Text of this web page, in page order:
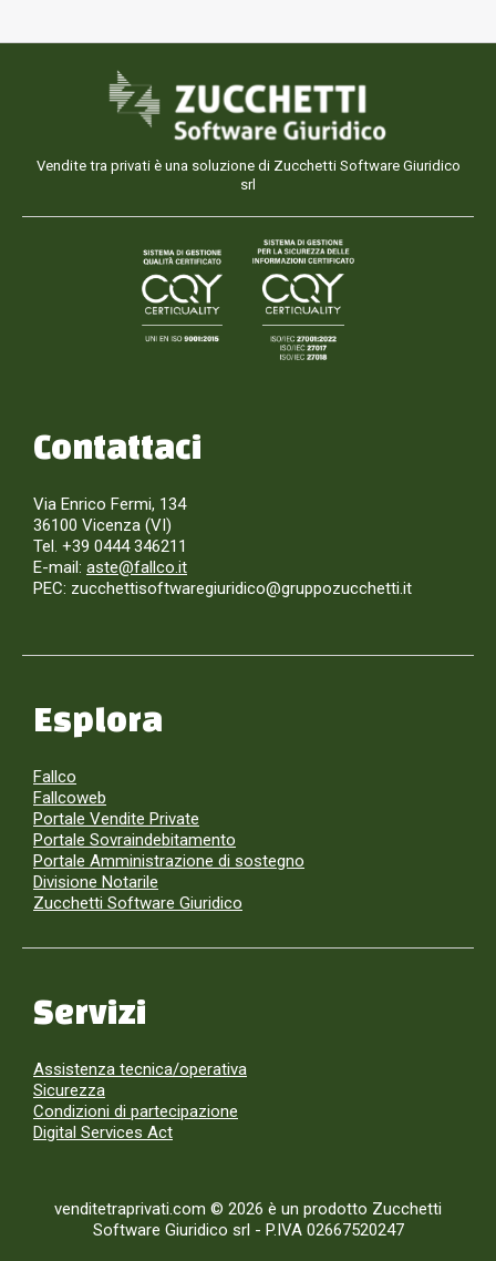
Vendite tra privati è una soluzione di Zucchetti Software Giuridico
srl
Contattaci
Via Enrico Fermi, 134
36100 Vicenza (VI)
Tel. +39 0444 346211
E-mail: aste@fallco.it
PEC: zucchettisoftwaregiuridico@gruppozucchetti.it
Esplora
Fallco
Fallcoweb
Portale Vendite Private
Portale Sovraindebitamento
Portale Amministrazione di sostegno
Divisione Notarile
Zucchetti Software Giuridico
Servizi
Assistenza tecnica/operativa
Sicurezza
Condizioni di partecipazione
Digital Services Act
venditetraprivati.com © 2026 è un prodotto Zucchetti
Software Giuridico srl - P.IVA 02667520247